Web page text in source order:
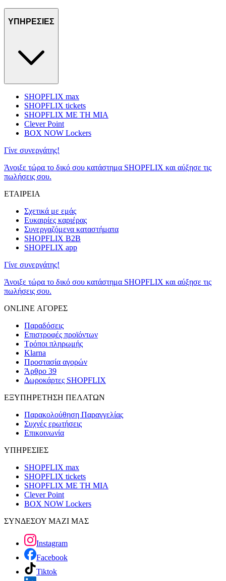
ΥΠΗΡΕΣΙΕΣ
SHOPFLIX max
SHOPFLIX tickets
SHOPFLIX ΜΕ ΤΗ ΜΙΑ
Clever Point
BOX NOW Lockers
Γίνε συνεργάτης!
Άνοιξε τώρα το δικό σου κατάστημα SHOPFLIX και αύξησε τις
πωλήσεις σου.
ΕΤΑΙΡΕΙΑ
Σχετικά με εμάς
Ευκαιρίες καριέρας
Συνεργαζόμενα καταστήματα
SHOPFLIX B2B
SHOPFLIX app
Γίνε συνεργάτης!
Άνοιξε τώρα το δικό σου κατάστημα SHOPFLIX και αύξησε τις
πωλήσεις σου.
ONLINE ΑΓΟΡΕΣ
Παραδόσεις
Επιστροφές προϊόντων
Τρόποι πληρωμής
Klarna
Προστασία αγορών
Άρθρο 39
Δωροκάρτες SHOPFLIX
ΕΞΥΠΗΡΕΤΗΣΗ ΠΕΛΑΤΩΝ
Παρακολούθηση Παραγγελίας
Συχνές ερωτήσεις
Επικοινωνία
ΥΠΗΡΕΣΙΕΣ
SHOPFLIX max
SHOPFLIX tickets
SHOPFLIX ΜΕ ΤΗ ΜΙΑ
Clever Point
BOX NOW Lockers
ΣΥΝΔΕΣΟΥ ΜΑΖΙ ΜΑΣ
Instagram
Facebook
Tiktok